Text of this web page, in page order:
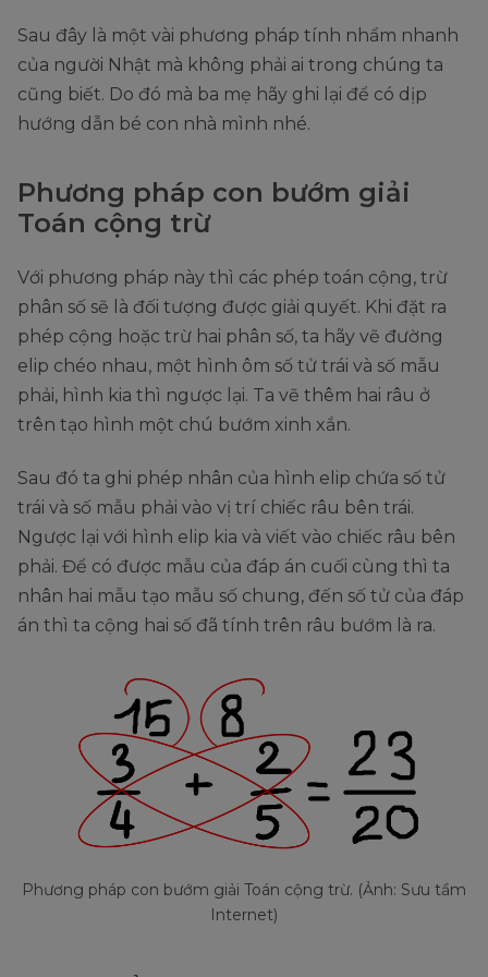
Sau đây là một vài phương pháp tính nhẩm nhanh
của người Nhật mà không phải ai trong chúng ta
cũng biết. Do đó mà ba mẹ hãy ghi lại để có dịp
hướng dẫn bé con nhà mình nhé.
Phương pháp con bướm giải
Toán cộng trừ
Với phương pháp này thì các phép toán cộng, trừ
phân số sẽ là đối tượng được giải quyết. Khi đặt ra
phép cộng hoặc trừ hai phân số, ta hãy vẽ đường
elip chéo nhau, một hình ôm số tử trái và số mẫu
phải, hình kia thì ngược lại. Ta vẽ thêm hai râu ở
trên tạo hình một chú bướm xinh xắn.
Sau đó ta ghi phép nhân của hình elip chứa số tử
trái và số mẫu phải vào vị trí chiếc râu bên trái.
Ngược lại với hình elip kia và viết vào chiếc râu bên
phải. Để có được mẫu của đáp án cuối cùng thì ta
nhân hai mẫu tạo mẫu số chung, đến số tử của đáp
án thì ta cộng hai số đã tính trên râu bướm là ra.
Phương pháp con bướm giải Toán cộng trừ. (Ảnh: Sưu tầm
Internet)